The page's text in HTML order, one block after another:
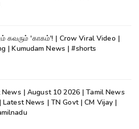
கவரும் 'காகம்'! | Crow Viral Video |
| Kumudam News | #shorts
| August 10 2026 | Tamil News
Latest News | TN Govt | CM Vijay |